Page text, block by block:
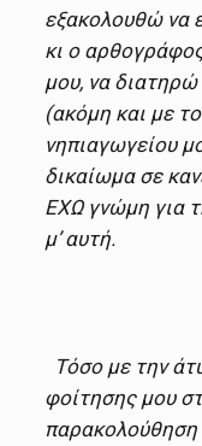
εξακολουθώ
κι ο
μου, να διατηρώ
(ακόμη και με
νηπιαγωγείου
δικαίωμα σε
ΕΧΩ γνώμη για
μ’ αυτή.
Τόσο με την
φοίτησης μου
παρακολούθηση